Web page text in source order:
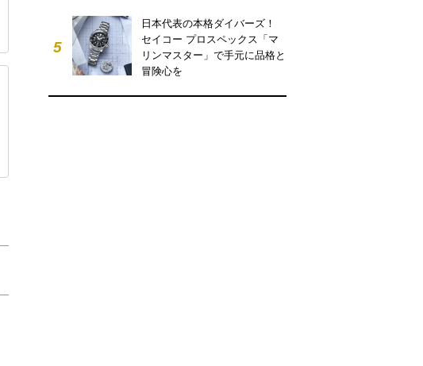
5
日本代表の本格ダイバーズ！
セイコー プロスペックス「マ
リンマスター」で手元に品格と
冒険心を